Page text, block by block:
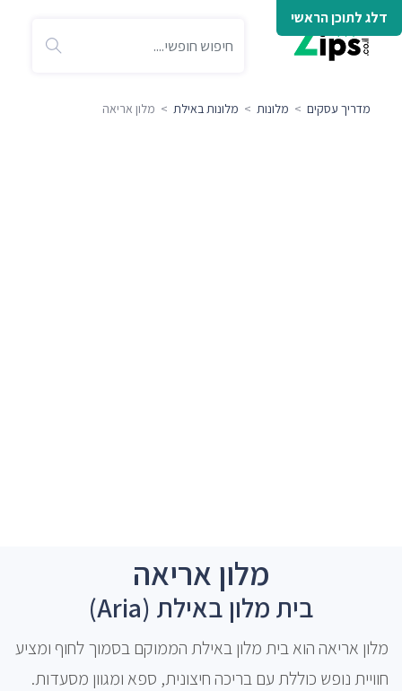
דלג לתוכן הראשי
מדריך עסקים > מלונות > מלונות באילת > מלון אריאה
מלון אריאה
בית מלון באילת (Aria)
מלון אריאה הוא בית מלון באילת הממוקם בסמוך לחוף ומציע
חוויית נופש כוללת עם בריכה חיצונית, ספא ומגוון מסעדות.